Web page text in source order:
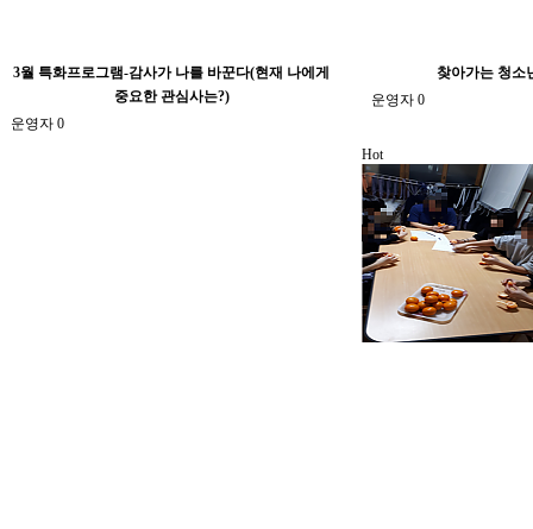
3월 특화프로그램-감사가 나를 바꾼다(현재 나에게
중요한 관심사는?)
운영자 0
찾아가는 청소
운영자 0
Hot